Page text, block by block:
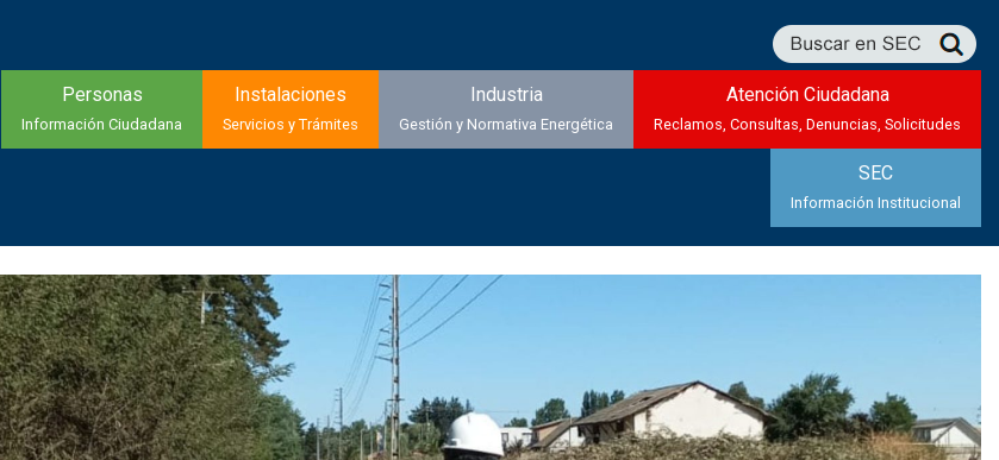
Personas
Información Ciudadana
Instalaciones
Servicios y Trámites
Industria
Gestión y Normativa Energética
Atención Ciudadana
Reclamos, Consultas, Denuncias, Solicitudes
SEC
Información Institucional